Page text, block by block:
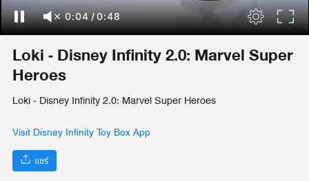
0:04/0:48
Loki - Disney Infinity 2.0: Marvel Super
Heroes
Loki - Disney Infinity 2.0: Marvel Super Heroes
Visit Disney Infinity Toy Box App
แชร์